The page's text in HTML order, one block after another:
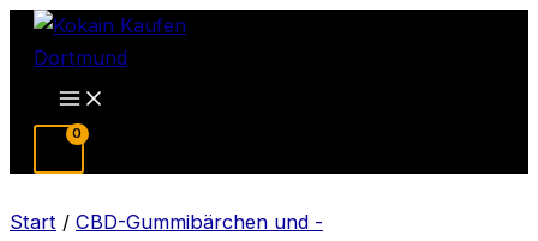
Zum
Inhalt
springen
Main
Menu
Start / CBD-Gummibärchen und -